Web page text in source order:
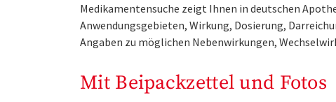
Medikamentensuche zeigt Ihnen in deutschen
Anwendungsgebieten, Wirkung, Dosierung,
Angaben zu möglichen Nebenwirkungen,
Mit Beipackzettel und Fotos